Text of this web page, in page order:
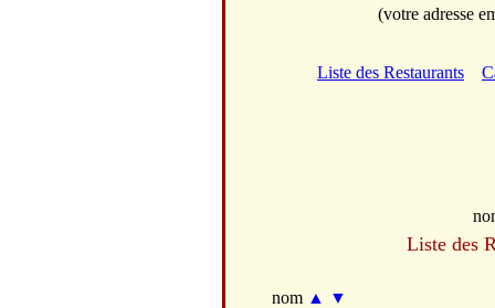
(votre adresse
Liste des Restaurants
Liste des
nom ▲
▼